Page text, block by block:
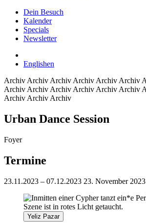
Dein Besuch
Kalender
Specials
Newsletter
Englishen
Archiv Archiv Archiv Archiv Archiv Archiv
Archiv Archiv Archiv Archiv Archiv Archiv
Archiv Archiv Archiv
Urban Dance Session
Foyer
Termine
23.11.2023 – 07.12.2023 23. November
Yeliz Pazar